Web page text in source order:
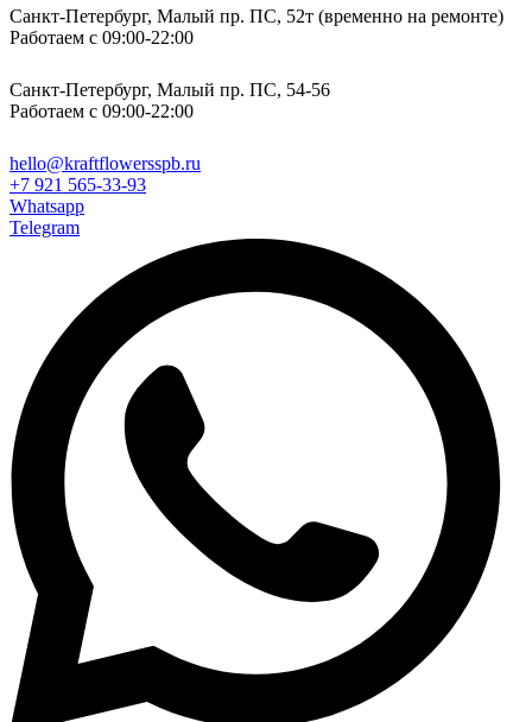
Санкт-Петербург, Малый пр. ПС, 52т (временно на ремонте)
Работаем с 09:00-22:00
Санкт-Петербург, Малый пр. ПС, 54-56
Работаем с 09:00-22:00
hello@kraftflowersspb.ru
+7 921 565-33-93
Whatsapp
Telegram